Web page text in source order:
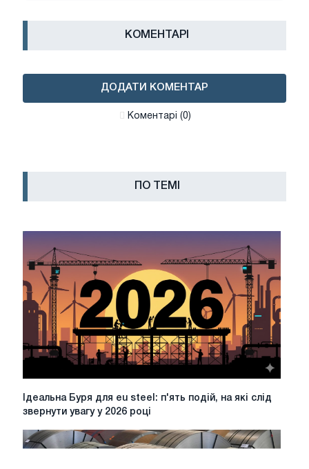
КОМЕНТАРІ
ДОДАТИ КОМЕНТАР
Коментарі (0)
ПО ТЕМІ
Ідеальна
eu
steel:
Ідеальна Буря для eu steel: п'ять подій, на які слід
звернути увагу у 2026 році